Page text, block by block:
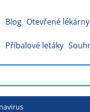
Blog Otevřené lékárny
Příbalové letáky